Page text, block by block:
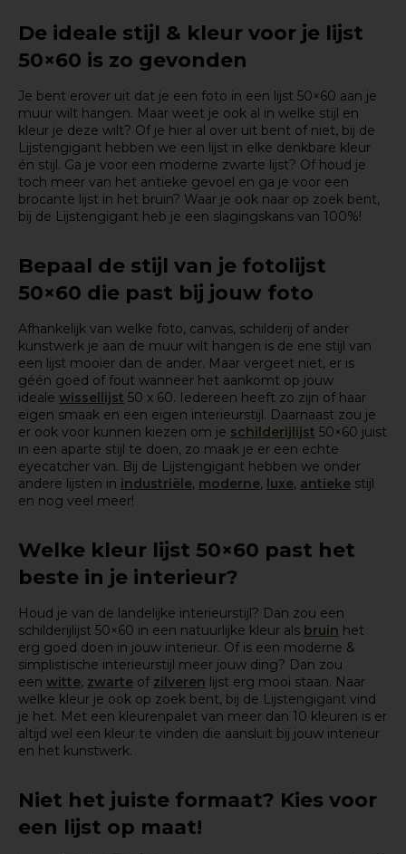
De ideale stijl & kleur voor je lijst
50×60 is zo gevonden
Je bent erover uit dat je een foto in een lijst 50×60 aan je
muur wilt hangen. Maar weet je ook al in welke stijl en
kleur je deze wilt? Of je hier al over uit bent of niet, bij de
Lijstengigant hebben we een lijst in elke denkbare kleur
én stijl. Ga je voor een moderne zwarte lijst? Of houd je
toch meer van het antieke gevoel en ga je voor een
brocante lijst in het bruin? Waar je ook naar op zoek bent,
bij de Lijstengigant heb je een slagingskans van 100%!
Bepaal de stijl van je fotolijst
50×60 die past bij jouw foto
Afhankelijk van welke foto, canvas, schilderij of ander
kunstwerk je aan de muur wilt hangen is de ene stijl van
een lijst mooier dan de ander. Maar vergeet niet, er is
géén goed of fout wanneer het aankomt op jouw
ideale wissellijst 50 x 60. Iedereen heeft zo zijn of haar
eigen smaak en een eigen interieurstijl. Daarnaast zou je
er ook voor kunnen kiezen om je schilderijlijst 50×60 juist
in een aparte stijl te doen, zo maak je er een echte
eyecatcher van. Bij de Lijstengigant hebben we onder
andere lijsten in industriële, moderne, luxe, antieke stijl
en nog veel meer!
Welke kleur lijst 50×60 past het
beste in je interieur?
Houd je van de landelijke interieurstijl? Dan zou een
schilderijlijst 50×60 in een natuurlijke kleur als bruin het
erg goed doen in jouw interieur. Of is een moderne &
simplistische interieurstijl meer jouw ding? Dan zou
een witte, zwarte of zilveren lijst erg mooi staan. Naar
welke kleur je ook op zoek bent, bij de Lijstengigant vind
je het. Met een kleurenpalet van meer dan 10 kleuren is er
altijd wel een kleur te vinden die aansluit bij jouw interieur
en het kunstwerk.
Niet het juiste formaat? Kies voor
een lijst op maat!